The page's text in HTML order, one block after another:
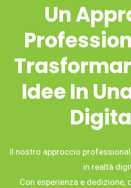
Un
Idee In
Il nostro approccio
in realtà
Con esperienza e dedizione,